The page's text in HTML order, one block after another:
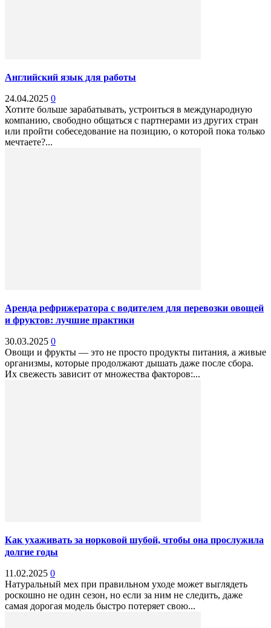
Английский язык для работы
24.04.2025 0
Хотите больше зарабатывать, устроиться в международную
компанию, свободно общаться с партнерами из других стран
или пройти собеседование на позицию, о которой пока только
мечтаете?...
Аренда рефрижератора с водителем для перевозки овощей
и фруктов: лучшие практики
30.03.2025 0
Овощи и фрукты — это не просто продукты питания, а живые
организмы, которые продолжают дышать даже после сбора.
Их свежесть зависит от множества факторов:...
Как ухаживать за норковой шубой, чтобы она прослужила
долгие годы
11.02.2025 0
Натуральный мех при правильном уходе может выглядеть
роскошно не один сезон, но если за ним не следить, даже
самая дорогая модель быстро потеряет свою...